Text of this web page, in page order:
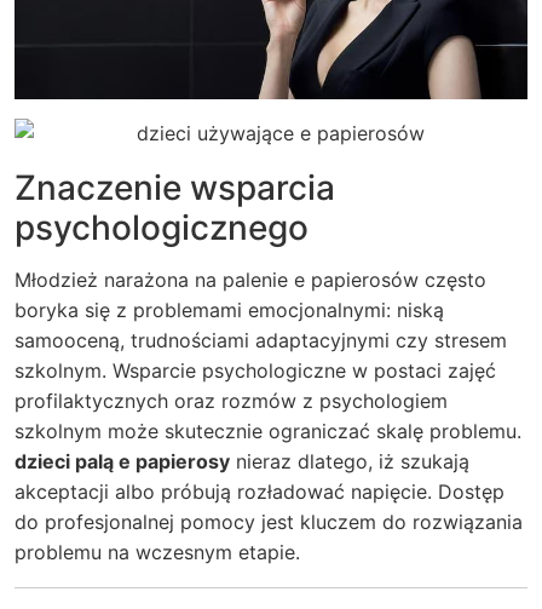
Znaczenie wsparcia
psychologicznego
Młodzież narażona na palenie e papierosów często
boryka się z problemami emocjonalnymi: niską
samooceną, trudnościami adaptacyjnymi czy stresem
szkolnym. Wsparcie psychologiczne w postaci zajęć
profilaktycznych oraz rozmów z psychologiem
szkolnym może skutecznie ograniczać skalę problemu.
dzieci palą e papierosy nieraz dlatego, iż szukają
akceptacji albo próbują rozładować napięcie. Dostęp
do profesjonalnej pomocy jest kluczem do rozwiązania
problemu na wczesnym etapie.